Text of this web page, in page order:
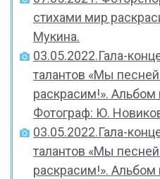
стихами мир
Мукина.
03.05.2022.Гала-
талантов «Мы
раскрасим!». Альбом
Фотограф: Ю.
03.05.2022.Гала-
талантов «Мы
раскрасим!». Альбом